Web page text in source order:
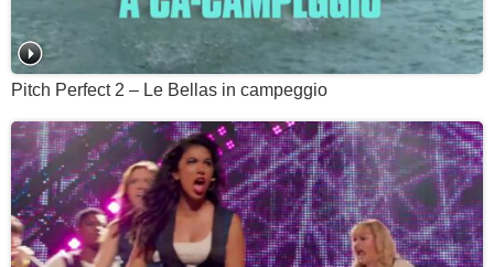
Pitch Perfect 2 – Le Bellas in campeggio